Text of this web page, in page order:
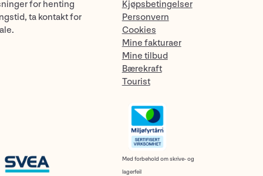
for henting
ta kontakt for
Kjøpsbetingelser
Personvern
Cookies
Mine fakturaer
Mine tilbud
Bærekraft
Tourist
Med forbehold om skrive- og
lagerfeil